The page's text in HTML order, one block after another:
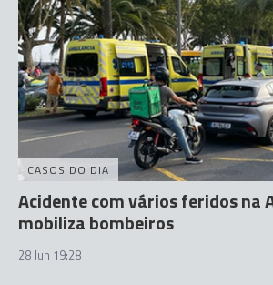
CASOS DO DIA
Acidente com vários feridos na
mobiliza bombeiros
28 Jun 19:28